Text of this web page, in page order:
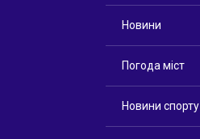
Новини
Погода міст
Новини спорту